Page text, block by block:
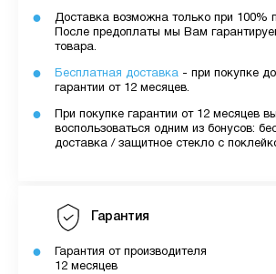
Доставка возможна только при 100%
После предоплаты мы Вам
товара.
Бесплатная доставка - при покупке
гарантии от 12 месяцев.
При покупке гарантии от 12 месяцев
воспользоваться одним из бонусов:
доставка / защитное стекло с
Гарантия
Гарантия от производителя
12 месяцев